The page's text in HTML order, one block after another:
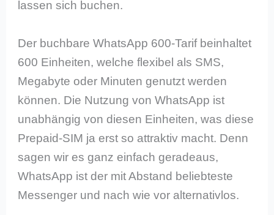
lassen sich buchen.
Der buchbare WhatsApp 600-Tarif beinhaltet
600 Einheiten, welche flexibel als SMS,
Megabyte oder Minuten genutzt werden
können. Die Nutzung von WhatsApp ist
unabhängig von diesen Einheiten, was diese
Prepaid-SIM ja erst so attraktiv macht. Denn
sagen wir es ganz einfach geradeaus,
WhatsApp ist der mit Abstand beliebteste
Messenger und nach wie vor alternativlos.